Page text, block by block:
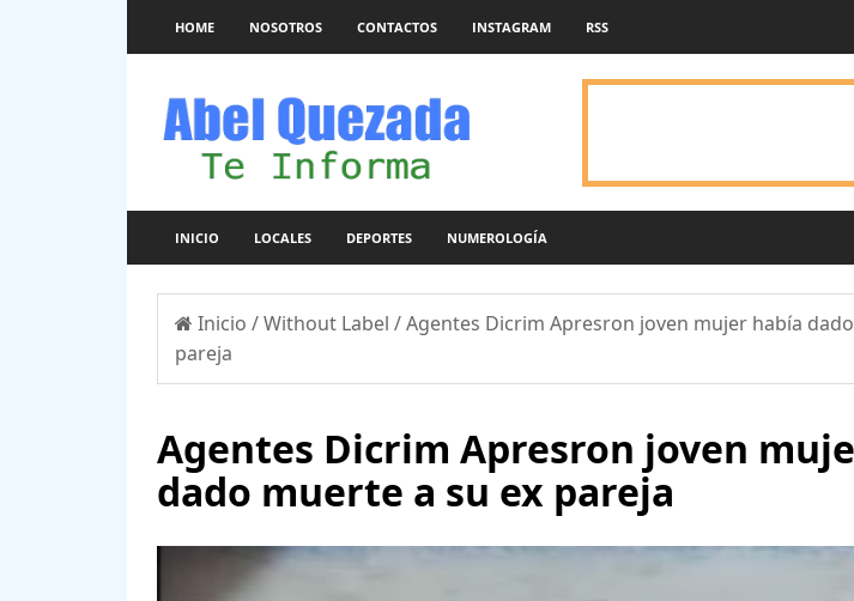
HOME NOSOTROS CONTACTOS INSTAGRAM RSS
INICIO LOCALES DEPORTES NUMEROLOGÍA
Inicio /Without Label /Agentes Dicrim Apresron joven mujer había
pareja
Agentes Dicrim Apresron joven
dado muerte a su ex pareja